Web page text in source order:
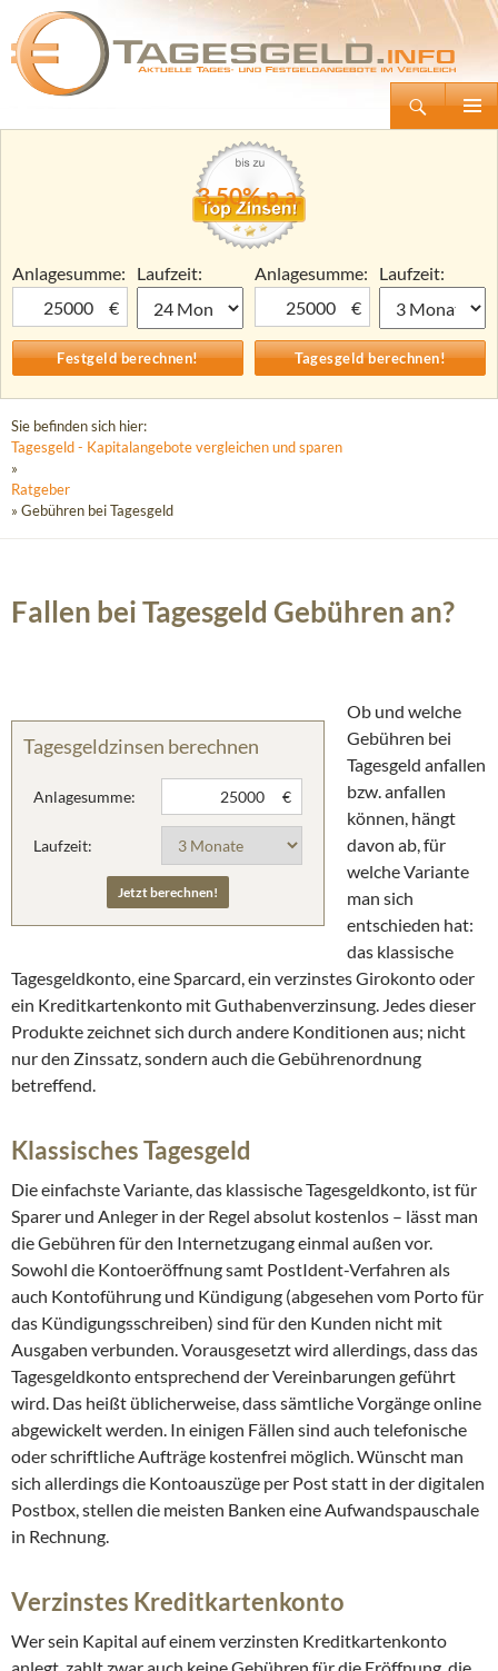
Tagesgeld.info – Tagesgeldkonten vergleichen und Tagesgeld-Zinsen berechnen
Zum
3,50% p.a.
Anlagesumme:
€
Laufzeit:
Anlagesumme:
€
Laufzeit:
Sie befinden sich hier:
Tagesgeld - Kapitalangebote vergleichen und sparen
»
Ratgeber
» Gebühren bei Tagesgeld
Fallen bei Tagesgeld Gebühren an?
Tagesgeldzinsen berechnen
Anlagesumme: €
Laufzeit:
Ob und welche
Gebühren bei
Tagesgeld anfallen
bzw. anfallen
können, hängt
davon ab, für
welche Variante
man sich
entschieden hat:
das klassische
Tagesgeldkonto, eine Sparcard, ein verzinstes Girokonto oder
ein Kreditkartenkonto mit Guthabenverzinsung. Jedes dieser
Produkte zeichnet sich durch andere Konditionen aus; nicht
nur den Zinssatz, sondern auch die Gebührenordnung
betreffend.
Klassisches Tagesgeld
Die einfachste Variante, das klassische Tagesgeldkonto, ist für
Sparer und Anleger in der Regel absolut kostenlos – lässt man
die Gebühren für den Internetzugang einmal außen vor.
Sowohl die Kontoeröffnung samt PostIdent-Verfahren als
auch Kontoführung und Kündigung (abgesehen vom Porto für
das Kündigungsschreiben) sind für den Kunden nicht mit
Ausgaben verbunden. Vorausgesetzt wird allerdings, dass das
Tagesgeldkonto entsprechend der Vereinbarungen geführt
wird. Das heißt üblicherweise, dass sämtliche Vorgänge online
abgewickelt werden. In einigen Fällen sind auch telefonische
oder schriftliche Aufträge kostenfrei möglich. Wünscht man
sich allerdings die Kontoauszüge per Post statt in der digitalen
Postbox, stellen die meisten Banken eine Aufwandspauschale
in Rechnung.
Verzinstes Kreditkartenkonto
Wer sein Kapital auf einem verzinsten Kreditkartenkonto